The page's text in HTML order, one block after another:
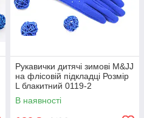
Рукавички дитячі зимові M&JJ
на флісовій підкладці Розмір
L блакитний 0119-2
В наявності